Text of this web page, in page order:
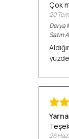
Çok
20
Derya
Satın
26